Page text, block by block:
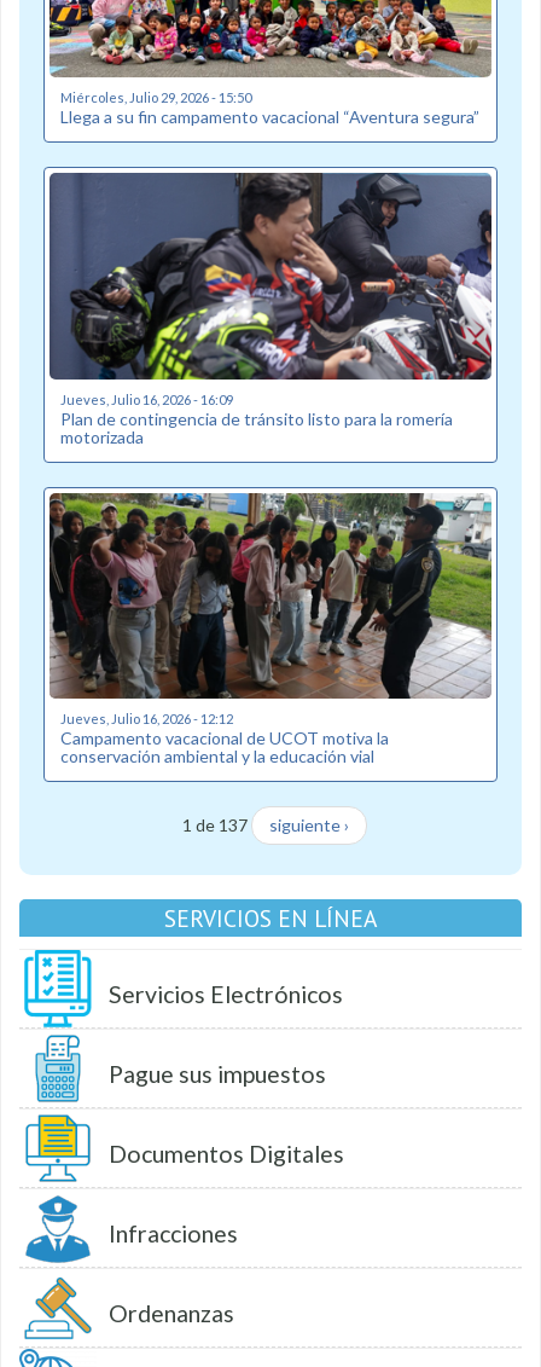
Miércoles, Julio 29, 2026 - 15:50
Llega a su fin campamento vacacional “Aventura segura”
Jueves, Julio 16, 2026 - 16:09
Plan de contingencia de tránsito listo para la romería
motorizada
Jueves, Julio 16, 2026 - 12:12
Campamento vacacional de UCOT motiva la
conservación ambiental y la educación vial
1 de 137 siguiente ›
SERVICIOS EN LÍNEA
Servicios Electrónicos
Pague sus impuestos
Documentos Digitales
Infracciones
Ordenanzas